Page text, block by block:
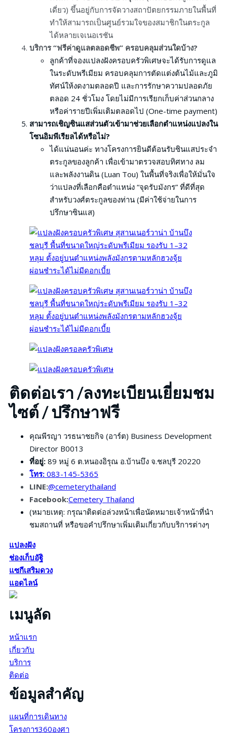
เดี่ยว) ขึ้นอยู่กับการจัดวางสถาปัตยกรรมภายในพื้นที่
ทำให้สามารถเป็นศูนย์รวมใจของสมาชิกในตระกูล
ได้หลายเจเนอเรชัน
บริการ “ฟรีค่าดูแลตลอดชีพ” ครอบคลุมส่วนใดบ้าง?
ลูกค้าที่จองแปลงฝังครอบครัวพิเศษจะได้รับการดูแล
ในระดับพรีเมียม ครอบคลุมการตัดแต่งต้นไม้และภูมิ
ทัศน์ให้งดงามตลอดปี และการรักษาความปลอดภัย
ตลอด 24 ชั่วโมง โดยไม่มีการเรียกเก็บค่าส่วนกลาง
หรือค่ารายปีเพิ่มเติมตลอดไป (One-time payment)
สามารถเชิญซินแสส่วนตัวเข้ามาช่วยเลือกตำแหน่งแปลงใน
โซนอิมพีเรียลได้หรือไม่?
ได้แน่นอนค่ะ ทางโครงการยินดีต้อนรับซินแสประจำ
ตระกูลของลูกค้า เพื่อเข้ามาตรวจสอบทิศทาง ลม
และพลังงานดิน (Luan Tou) ในพื้นที่จริงเพื่อให้มั่นใจ
ว่าแปลงที่เลือกคือตำแหน่ง “จุดรับมังกร” ที่ดีที่สุด
สำหรับวงศ์ตระกูลของท่าน (มีค่าใช้จ่ายในการ
ปรึกษาซินแส)
ติดต่อเรา /ลงทะเบียนเยี่ยมชม
ไซต์ / ปรึกษาฟรี
คุณพีรญา วรธนาชยกิจ (อาร์ต) Business Development
Director B0013
ที่อยู่: 89 หมู่ 6 ต.หนองอิรุณ อ.บ้านบึง จ.ชลบุรี 20220
โทร: 083-145-5365
LINE:@cemeterythailand
Facebook:Cemetery Thailand
(หมายเหตุ: กรุณาติดต่อล่วงหน้าเพื่อนัดหมายเจ้าหน้าที่นำ
ชมสถานที่ หรือขอคำปรึกษาเพิ่มเติมเกี่ยวกับบริการต่างๆ
แปลงฝัง
ช่องเก็บอัฐิ
แซกีเสริมดวง
แอดไลน์
เมนูลัด
หน้าแรก
เกี่ยวกับ
บริการ
ติดต่อ
ข้อมูลสำคัญ
แผนที่การเดินทาง
โครงการ360องศา